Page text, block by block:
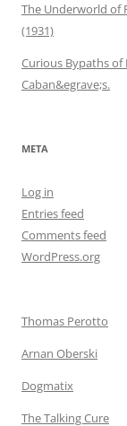
The Underworld of
(1931)
Curious Bypaths of
Caban&egrave;s.
META
Log in
Entries feed
Comments feed
WordPress.org
Thomas Perotto
Arnan Oberski
Dogmatix
The Talking Cure